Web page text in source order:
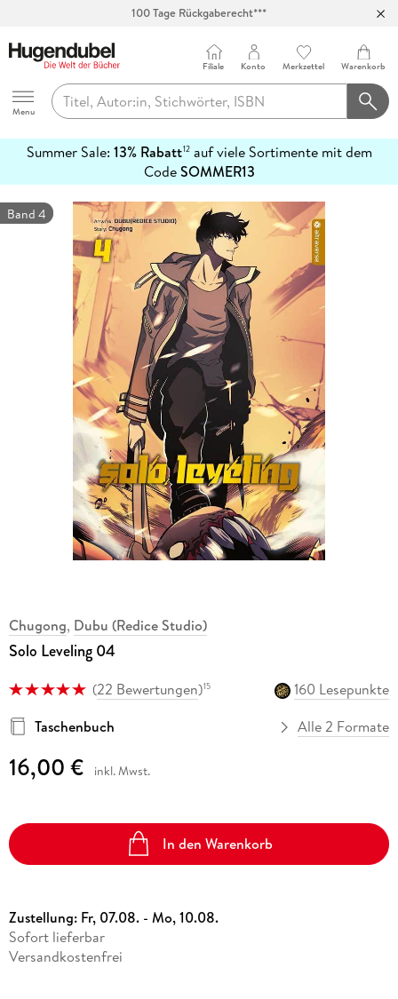
100 Tage Rückgaberecht***
Hugendubel
Menu
Filiale Konto Merkzettel Warenkorb
Summer Sale: 13% Rabatt12auf viele Sortimente mit dem
CodeSOMMER13
erfahren
Band 4
Chugong, Dubu (Redice Studio)
Solo Leveling 04
(22 Bewertungen)15
160 Lesepunkte
Taschenbuch
Alle 2 Formate
16,00 € inkl. Mwst.
In den Warenkorb
Zustellung: Fr, 07.08. - Mo, 10.08.
Sofort lieferbar
Versandkostenfrei